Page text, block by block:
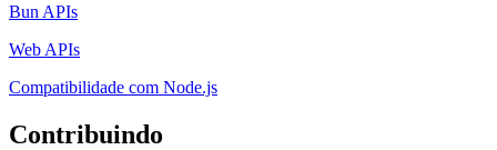
Bun APIs
Web APIs
Compatibilidade com Node.js
Contribuindo